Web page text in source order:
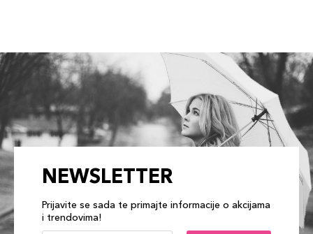
NEWSLETTER
Prijavite se sada te primajte informacije o akcijama
i trendovima!